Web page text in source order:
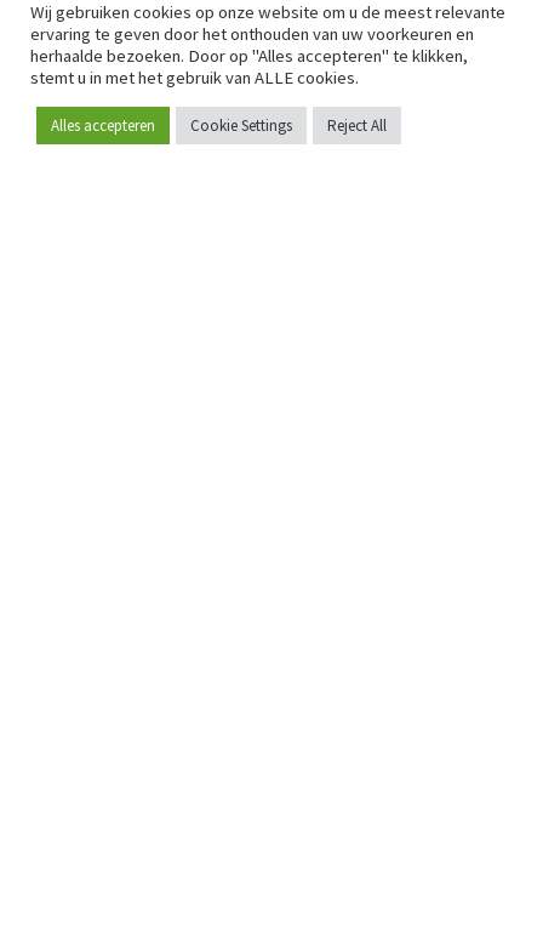
Word lid
Wij gebruiken cookies op onze website om u de meest relevante
ervaring te geven door het onthouden van uw voorkeuren en
herhaalde bezoeken. Door op "Alles accepteren" te klikken,
stemt u in met het gebruik van ALLE cookies.
Alles accepteren Cookie Settings Reject All